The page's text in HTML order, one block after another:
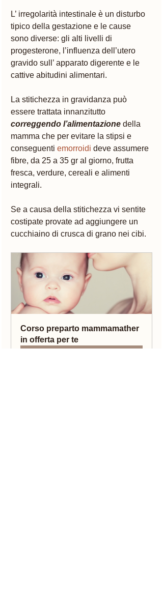
L’ irregolarità intestinale è un disturbo
tipico della gestazione e le cause
sono diverse: gli alti livelli di
progesterone, l’influenza dell’utero
gravido sull’ apparato digerente e le
cattive abitudini alimentari.
La stitichezza in gravidanza può
essere trattata innanzitutto
correggendo l’alimentazione della
mamma che per evitare la stipsi e
conseguenti emorroidi deve assumere
fibre, da 25 a 35 gr al giorno, frutta
fresca, verdure, cereali e alimenti
integrali.
Se a causa della stitichezza vi sentite
costipate provate ad aggiungere un
cucchiaino di crusca di grano nei cibi.
Corso preparto mammamather
in offerta per te